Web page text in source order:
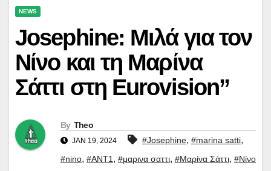
NEWS
Josephine: Μιλά για τον
Νίνο και τη Μαρίνα
Σάττι στη Eurovision”
By Theo
JAN 19, 2024 #Josephine, #marina satti,
#nino, #ΑΝΤ1, #μαρινα σαττι, #Μαρίνα Σάττι, #Νίνο